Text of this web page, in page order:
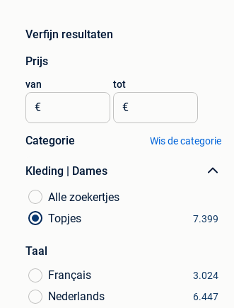
Verfijn resultaten
Prijs
van
€
tot
€
Categorie Wis de categorie
Kleding | Dames
Alle zoekertjes
Topjes
7.399
Taal
Français
3.024
Nederlands 6.447